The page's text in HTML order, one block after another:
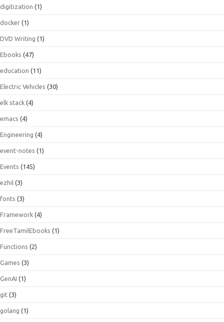
digitization (1)
docker (1)
DVD Writing (1)
Ebooks (47)
education (11)
Electric Vehicles (30)
elk stack (4)
emacs (4)
Engineering (4)
event-notes (1)
Events (145)
ezhil (3)
fonts (3)
Framework (4)
FreeTamilEbooks (1)
Functions (2)
Games (3)
GenAI (1)
git (3)
golang (1)